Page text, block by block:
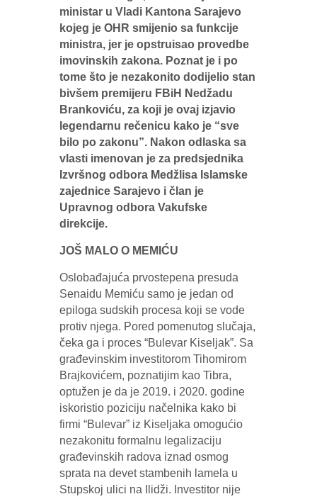
ministar u Vladi Kantona Sarajevo
kojeg je OHR smijenio sa funkcije
ministra, jer je opstruisao provedbe
imovinskih zakona. Poznat je i po
tome što je nezakonito dodijelio stan
bivšem premijeru FBiH Nedžadu
Brankoviću, za koji je ovaj izjavio
legendarnu rečenicu kako je “sve
bilo po zakonu”. Nakon odlaska sa
vlasti imenovan je za predsjednika
Izvršnog odbora Medžlisa Islamske
zajednice Sarajevo i član je
Upravnog odbora Vakufske
direkcije.
JOŠ MALO O MEMIĆU
Oslobađajuća prvostepena presuda
Senaidu Memiću samo je jedan od
epiloga sudskih procesa koji se vode
protiv njega. Pored pomenutog slučaja,
čeka ga i proces “Bulevar Kiseljak”. Sa
građevinskim investitorom Tihomirom
Brajkovićem, poznatijim kao Tibra,
optužen je da je 2019. i 2020. godine
iskoristio poziciju načelnika kako bi
firmi “Bulevar” iz Kiseljaka omogućio
nezakonitu formalnu legalizaciju
građevinskih radova iznad osmog
sprata na devet stambenih lamela u
Stupskoj ulici na Ilidži. Investitor nije